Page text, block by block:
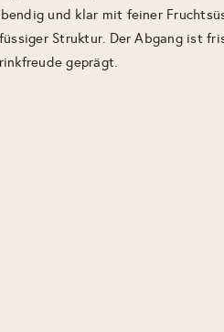
und klar mit feiner
Struktur. Der Abgang ist
geprägt.